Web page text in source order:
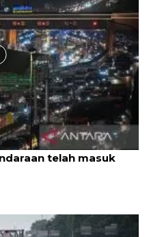
telah masuk